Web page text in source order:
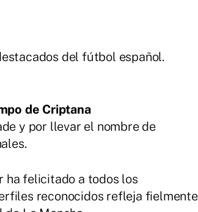
del fútbol español.
de Criptana
y por llevar el nombre de
ha felicitado a todos los
reconocidos refleja fielmente